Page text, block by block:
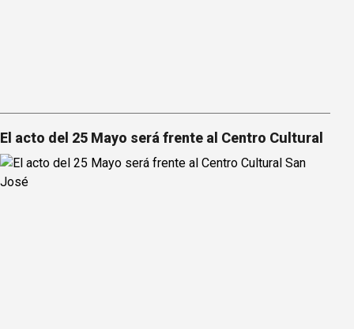
El acto del 25 Mayo será frente al Centro Cultural